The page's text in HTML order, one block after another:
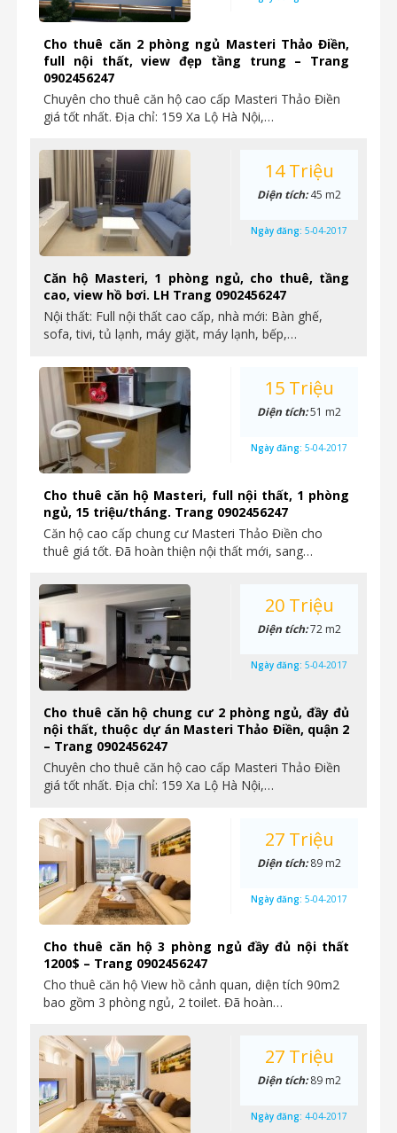
Cho thuê căn 2 phòng ngủ Masteri Thảo Điền,
full nội thất, view đẹp tầng trung – Trang
0902456247
Chuyên cho thuê căn hộ cao cấp Masteri Thảo Điền
giá tốt nhất. Địa chỉ: 159 Xa Lộ Hà Nội,…
Căn hộ Masteri, 1 phòng ngủ, cho thuê, tầng
cao, view hồ bơi. LH Trang 0902456247
Nội thất: Full nội thất cao cấp, nhà mới: Bàn ghế,
sofa, tivi, tủ lạnh, máy giặt, máy lạnh, bếp,…
14 Triệu
Diện tích:45 m2
Ngày đăng: 5-04-2017
Cho thuê căn hộ Masteri, full nội thất, 1 phòng
ngủ, 15 triệu/tháng. Trang 0902456247
Căn hộ cao cấp chung cư Masteri Thảo Điền cho
thuê giá tốt. Đã hoàn thiện nội thất mới, sang…
15 Triệu
Diện tích:51 m2
Ngày đăng: 5-04-2017
Cho thuê căn hộ chung cư 2 phòng ngủ, đầy đủ
nội thất, thuộc dự án Masteri Thảo Điền, quận 2
– Trang 0902456247
Chuyên cho thuê căn hộ cao cấp Masteri Thảo Điền
giá tốt nhất. Địa chỉ: 159 Xa Lộ Hà Nội,…
20 Triệu
Diện tích:72 m2
Ngày đăng: 5-04-2017
Cho thuê căn hộ 3 phòng ngủ đầy đủ nội thất
1200$ – Trang 0902456247
Cho thuê căn hộ View hồ cảnh quan, diện tích 90m2
bao gồm 3 phòng ngủ, 2 toilet. Đã hoàn…
27 Triệu
Diện tích:89 m2
Ngày đăng: 5-04-2017
27 Triệu
Diện tích:89 m2
Ngày đăng: 4-04-2017